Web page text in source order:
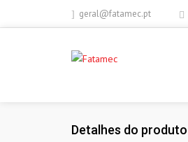
geral@fatamec.pt
Detalhes do produto